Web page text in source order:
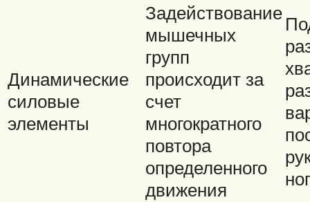
Динамические
силовые
элементы
Задействование
мышечных
групп
происходит за
счет
многократного
повтора
определенного
движения